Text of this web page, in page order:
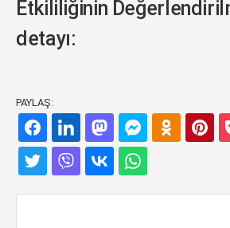
Etkililiğinin
detayı:
PAYLAŞ: